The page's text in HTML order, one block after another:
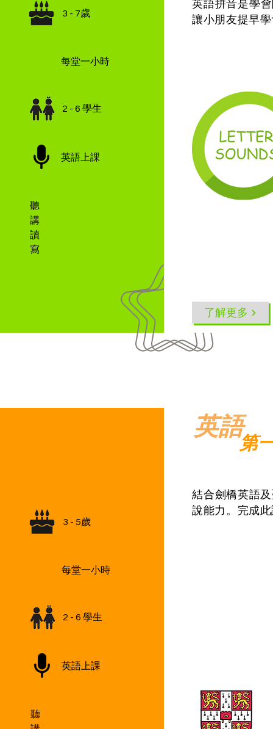
3 - 7歲
每堂一小時
2 - 6 學生
英語上課
聽
講
讀
寫
英語拼音是學
讓小朋友提早
了解更多
3 - 5歲
每堂一小時
2 - 6 學生
英語上課
聽
第
英語
結合劍橋英語
說能力。完成